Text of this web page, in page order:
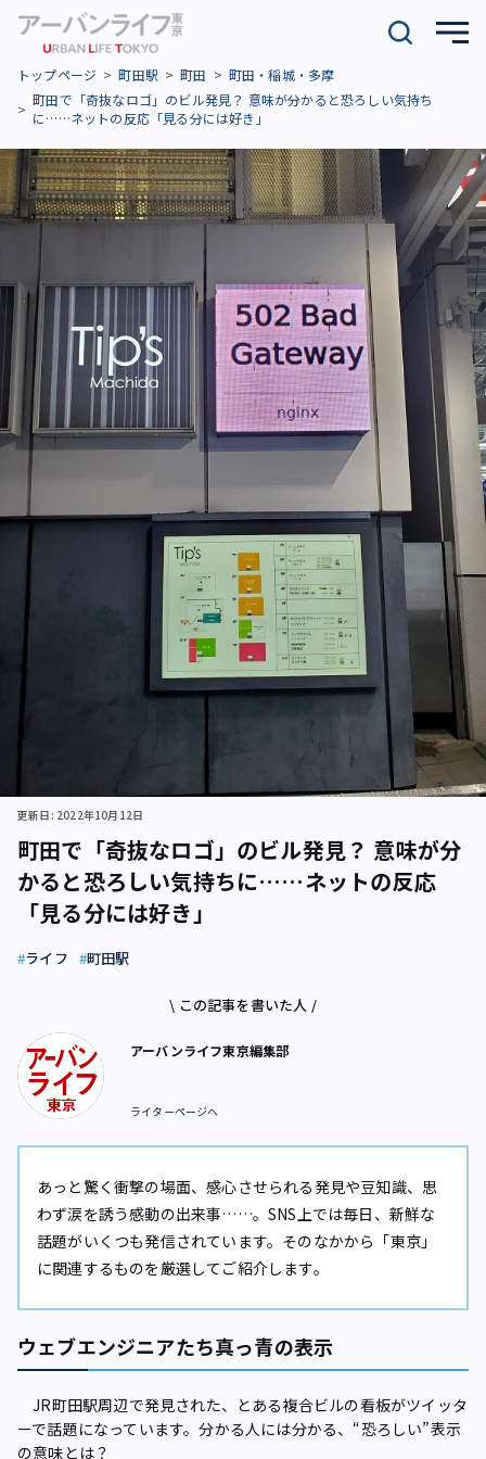
トップページ 町田駅 町田
町田・稲城・多摩
町田で「奇抜なロゴ」のビル発見？ 意味が分かると恐ろしい気持ち
に……ネットの反応「見る分には好き」
町田で「奇抜なロゴ」のビル発見？ 意味が分
かると恐ろしい気持ちに……ネットの反応
「見る分には好き」
更新日: 2022年10月12日
ライフ 町田駅
\ この記事を書いた人 /
アーバンライフ東京編集部
ライターページへ
あっと驚く衝撃の場面、感心させられる発見や豆知識、思
わず涙を誘う感動の出来事……。SNS上では毎日、新鮮な
話題がいくつも発信されています。そのなかから「東京」
に関連するものを厳選してご紹介します。
ウェブエンジニアたち真っ青の表示
JR町田駅周辺で発見された、とある複合ビルの看板がツイッタ
ーで話題になっています。分かる人には分かる、“恐ろしい”表示
の意味とは――？